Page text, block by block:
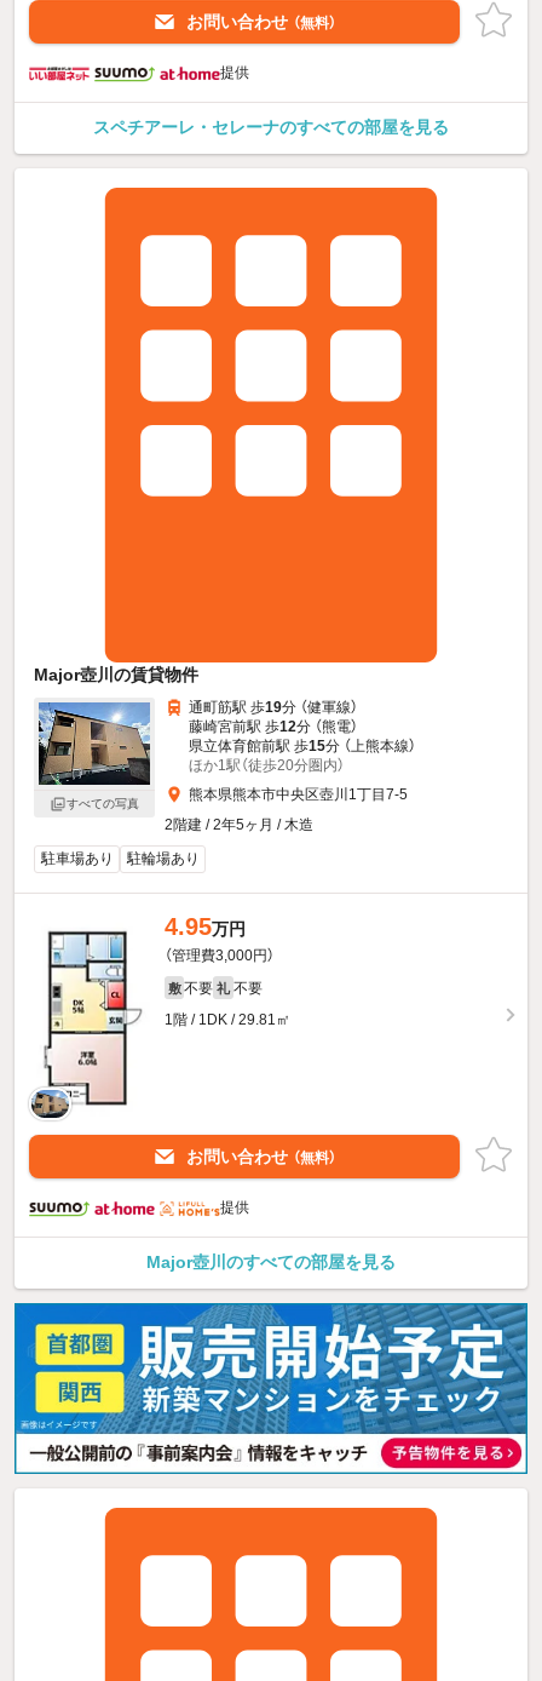
お問い合わせ （無料）
提供
スペチアーレ・セレーナのすべての部屋を見る
Major壺川の賃貸物件
すべての写真
通町筋駅 歩19分 （健軍線）
藤崎宮前駅 歩12分 （熊電）
県立体育館前駅 歩15分 （上熊本線）
ほか1駅（徒歩20分圏内）
熊本県熊本市中央区壺川1丁目7-5
2階建 / 2年5ヶ月 / 木造
駐車場あり
駐輪場あり
4.95万円
（管理費3,000円）
敷 不要 礼 不要
1階 / 1DK / 29.81㎡
お問い合わせ （無料）
提供
Major壺川のすべての部屋を見る